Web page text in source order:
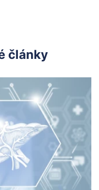
články